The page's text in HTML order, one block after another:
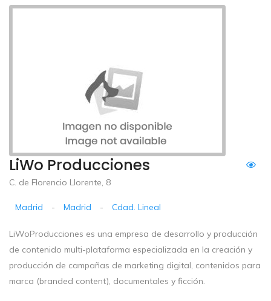
LiWo Producciones
C. de Florencio Llorente, 8
Madrid - Madrid - Cdad. Lineal
LiWoProducciones es una empresa de desarrollo y producción
de contenido multi-plataforma especializada en la creación y
producción de campañas de marketing digital, contenidos para
marca (branded content), documentales y ficción.